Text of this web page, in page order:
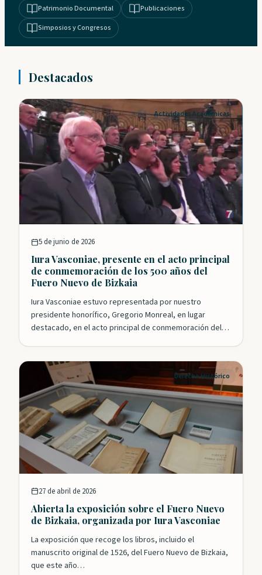
Patrimonio Documental
Publicaciones
Simposios y Congresos
Destacados
Actividades Académicas
5 de junio de 2026
Iura Vasconiae, presente en el acto principal
de conmemoración de los 500 años del
Fuero Nuevo de Bizkaia
Iura Vasconiae estuvo representada por nuestro
presidente honorífico, Gregorio Monreal, en lugar
destacado, en el acto principal de conmemoración del…
Derecho Histórico
27 de abril de 2026
Abierta la exposición sobre el Fuero Nuevo
de Bizkaia, organizada por Iura Vasconiae
La exposición que recoge los libros, incluido el
manuscrito original de 1526, del Fuero Nuevo de Bizkaia,
que este año…